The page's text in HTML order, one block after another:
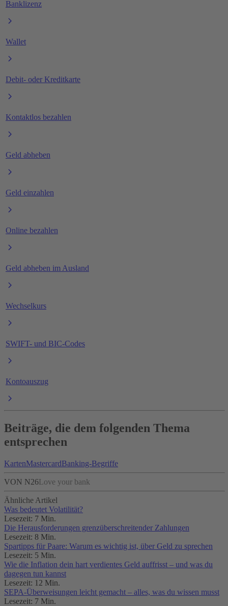
Banklizenz
Wallet
Debit- oder Kreditkarte
Kontaktlos bezahlen
Geld abheben
Geld einzahlen
Online bezahlen
Geld abheben im Ausland
Wechselkurs
SWIFT- und BIC-Codes
Kontoauszug
Beiträge, die dem folgenden Thema
entsprechen
KartenMastercardBanking-Begriffe
VON N26Love your bank
Ähnliche Artikel
Was bedeutet Volatilität?
Lesezeit: 7 Min.
Die Herausforderungen grenzüberschreitender Zahlungen
Lesezeit: 8 Min.
Spartipps für Paare: Warum es wichtig ist, über Geld zu sprechen
Lesezeit: 5 Min.
Wie die Inflation dein hart verdientes Geld auffrisst – und was du
dagegen tun kannst
Lesezeit: 12 Min.
SEPA-Überweisungen leicht gemacht – alles, was du wissen musst
Lesezeit: 7 Min.